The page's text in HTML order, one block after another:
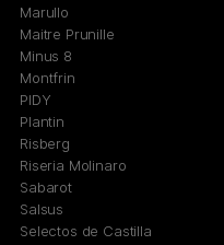
Marullo
Maitre Prunille
Minus 8
Montfrin
PIDY
Plantin
Risberg
Riseria Molinaro
Sabarot
Salsus
Selectos de Castilla